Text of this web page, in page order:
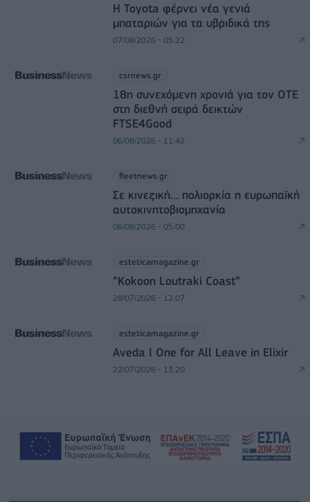
Η Toyota φέρνει νέα γενιά
μπαταριών για τα υβριδικά της
07/08/2026 - 05:22
csrnews.gr
18η συνεχόμενη χρονιά για τον ΟΤΕ
στη διεθνή σειρά δεικτών
FTSE4Good
06/08/2026 - 11:42
fleetnews.gr
Σε κινεζική… πολιορκία η ευρωπαϊκή
αυτοκινητοβιομηχανία
06/08/2026 - 05:00
esteticamagazine.gr
“Kokoon Loutraki Coast”
28/07/2026 - 12:07
esteticamagazine.gr
Aveda I One for All Leave in Elixir
22/07/2026 - 13:20